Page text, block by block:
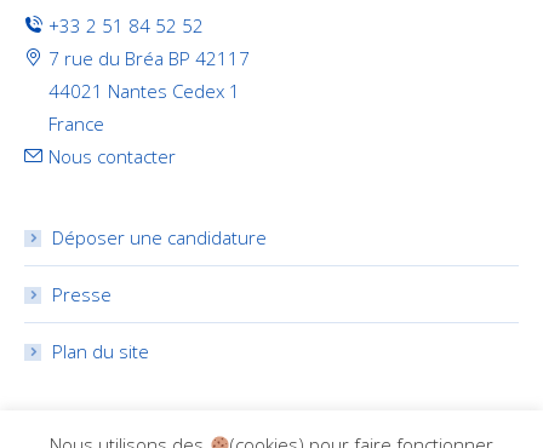
+33 2 51 84 52 52
7 rue du Bréa BP 42117
44021 Nantes Cedex 1
France
Nous contacter
Déposer une candidature
Presse
Plan du site
RÉSEAUX SOCIAUX